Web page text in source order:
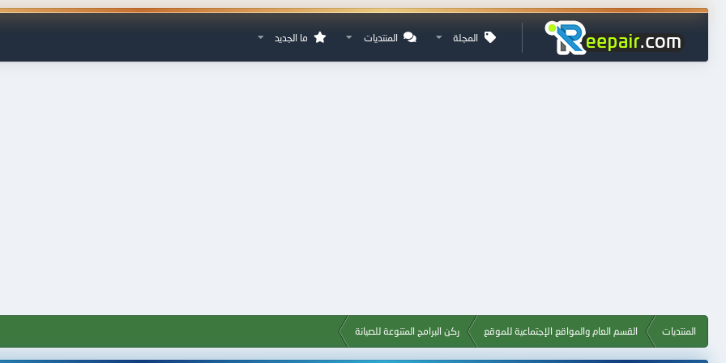
المجلة المنتديات ما الجديد
المنتديات القسم العام والمواقع الإجتماعية للموقع ركن البرامج المتنوعة للصيانة